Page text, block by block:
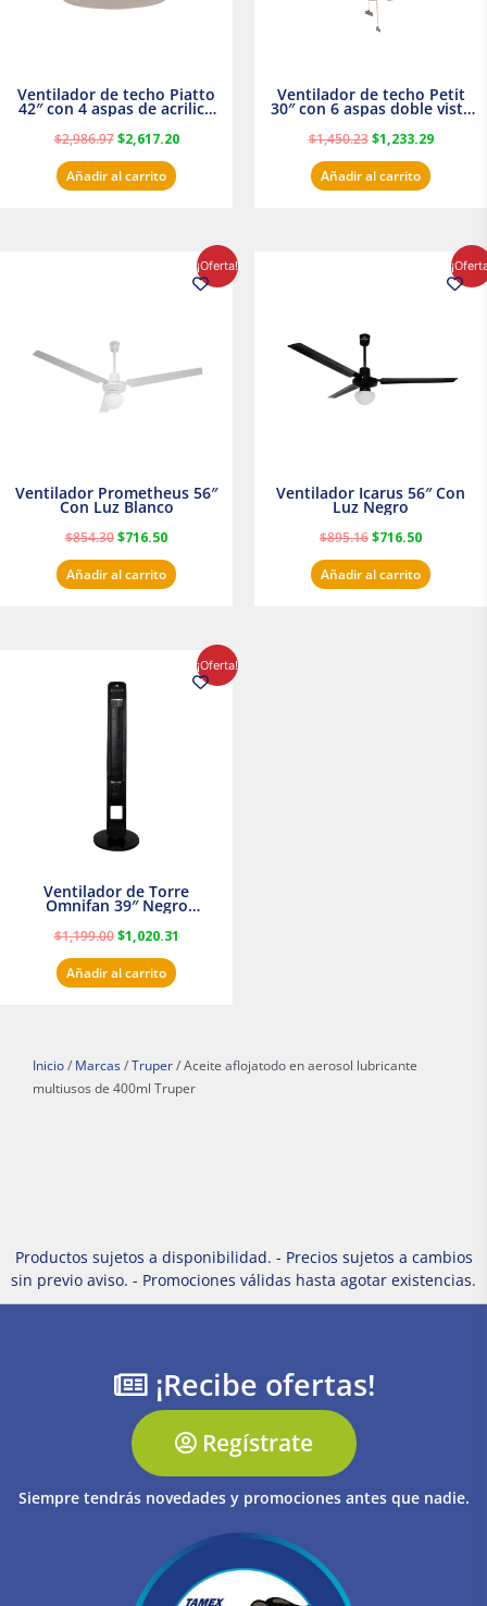
Ventilador de techo Piatto
42″ con 4 aspas de acrilico
transparente
$2,986.97 $2,617.20
Añadir al carrito
Ventilador de techo Petit
30″ con 6 aspas doble vista
Satinado Masterfan
$1,450.23 $1,233.29
Añadir al carrito
¡Oferta!
Ventilador Prometheus 56″
Con Luz Blanco
$854.30$716.50
precio
actual
Añadir al carrito
Ventilador Icarus 56″ Con
Luz Negro
$895.16$716.50
precio
actual
Añadir al carrito
¡Oferta!
Ventilador de Torre
Omnifan 39″ Negro
$1,199.00
original
era:
$1,020.31
precio
actual
Añadir al carrito
Inicio / Marcas / Truper / Aceite aflojatodo en aerosol lubricante
multiusos de 400ml Truper
Productos sujetos a disponibilidad. - Precios sujetos a cambios
sin previo aviso. - Promociones válidas hasta agotar existencias.
¡Recibe ofertas!
Regístrate
Siempre tendrás novedades y promociones antes que nadie.